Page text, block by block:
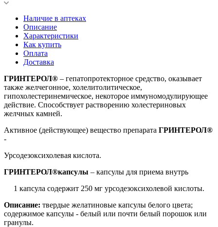
Наличие в аптеках
Описание
Характеристики
Как купить
Оплата
Доставка
ГРИНТЕРОЛ® – гепатопротекторное средство, оказывает
также желчегонное, холелитолитическое,
гипохолестеринемическое, некоторое иммуномодулирующее
действие. Способствует растворению холестериновых
желчных камней.
Активное (действующее) вещество препарата ГРИНТЕРОЛ®
-
Урсодезоксихолевая кислота.
ГРИНТЕРОЛ®капсулы – капсулы для приема внутрь
1 капсула содержит 250 мг урсодезоксихолевой кислоты.
Описание: твердые желатиновые капсулы белого цвета;
содержимое капсулы - белый или почти белый порошок или
гранулы.